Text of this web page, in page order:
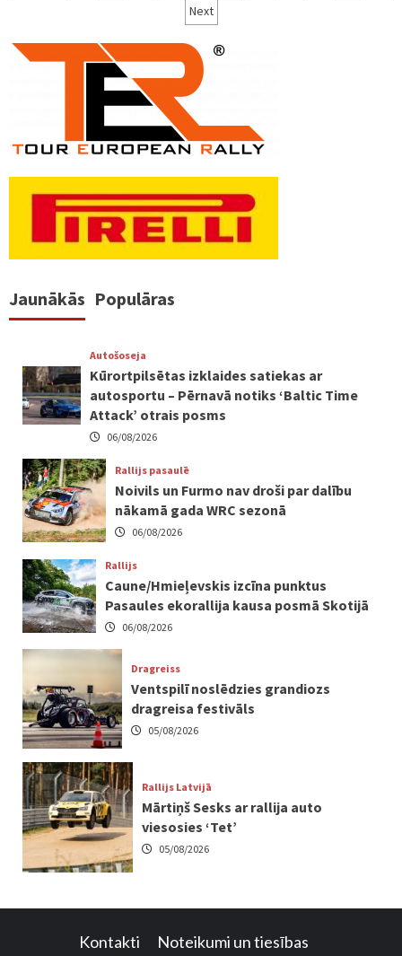
pēc
lappusēm
Next
Jaunākās Populāras
Autošoseja
Kūrortpilsētas izklaides satiekas ar
autosportu – Pērnavā notiks ‘Baltic Time
Attack’ otrais posms
06/08/2026
Rallijs pasaulē
Noivils un Furmo nav droši par dalību
nākamā gada WRC sezonā
06/08/2026
Rallijs
Caune/Hmieļevskis izcīna punktus
Pasaules ekorallija kausa posmā Skotijā
06/08/2026
Dragreiss
Ventspilī noslēdzies grandiozs
dragreisa festivāls
05/08/2026
Rallijs Latvijā
Mārtiņš Sesks ar rallija auto
viesosies ‘Tet’
05/08/2026
Kontakti Noteikumi un tiesības